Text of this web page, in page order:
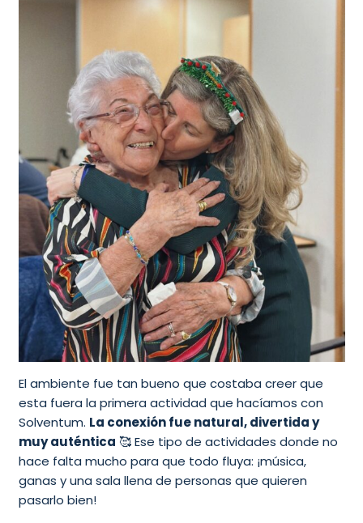
El ambiente fue tan bueno que costaba creer que
esta fuera la primera actividad que hacíamos con
Solventum. La conexión fue natural, divertida y
muy auténtica 🥰 Ese tipo de actividades donde no
hace falta mucho para que todo fluya: ¡música,
ganas y una sala llena de personas que quieren
pasarlo bien!